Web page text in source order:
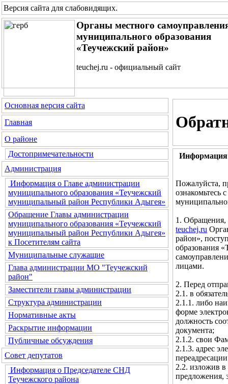
Версия сайта для слабовидящих.
Органы местного
муниципального образования
«Теучежский район»
teuchej.ru - официальный сайт
Основная версия сайта
Главная
О районе
Достопримечательности
Администрация
Информация о Главе администрации
муниципального образования «Теучежский
муниципальный район Республики Адыгея»
Обращение Главы администрации
муниципального образования «Теучежский
муниципальный район Республики Адыгея»
к Посетителям сайта
Муниципальные служащие
Глава администрации МО "Теучежский
район"
Заместители главы администрации
Структура администрации
Нормативные акты
Раскрытие информации
Публичные обсуждения
Совет депутатов
Информация о Председателе СНД
Теучежского района
Информация
Пожалуйста,
ознакомьтесь
1. Обращения,
teuchej.ru
район»,
образования
лицами.
2. Перед
2.1. в
2.1.1. либо
форме
должность
документа;
2.1.2. свои
2.1.3. адрес
2.2. изложив в
предложения,